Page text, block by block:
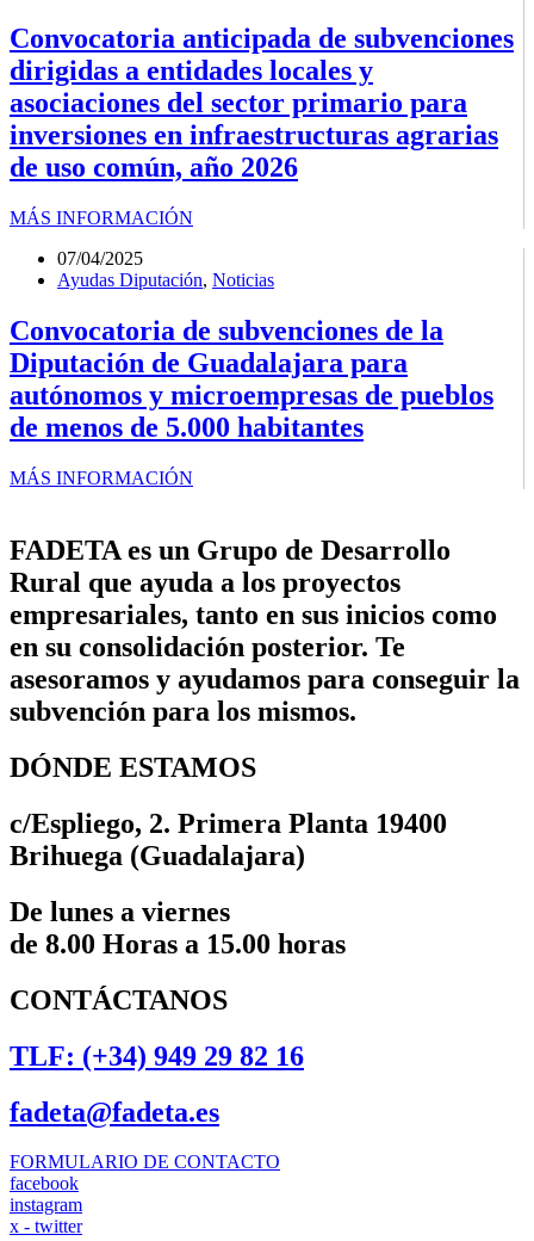
Convocatoria anticipada de subvenciones
dirigidas a entidades locales y
asociaciones del sector primario para
inversiones en infraestructuras agrarias
de uso común, año 2026
MÁS INFORMACIÓN
07/04/2025
Ayudas Diputación, Noticias
Convocatoria de subvenciones de la
Diputación de Guadalajara para
autónomos y microempresas de pueblos
de menos de 5.000 habitantes
MÁS INFORMACIÓN
FADETA es un Grupo de Desarrollo
Rural que ayuda a los proyectos
empresariales, tanto en sus inicios como
en su consolidación posterior. Te
asesoramos y ayudamos para conseguir la
subvención para los mismos.
DÓNDE ESTAMOS
c/Espliego, 2. Primera Planta 19400
Brihuega (Guadalajara)
De lunes a viernes
de 8.00 Horas a 15.00 horas
CONTÁCTANOS
TLF: (+34) 949 29 82 16
fadeta@fadeta.es
FORMULARIO DE CONTACTO
facebook
instagram
x - twitter